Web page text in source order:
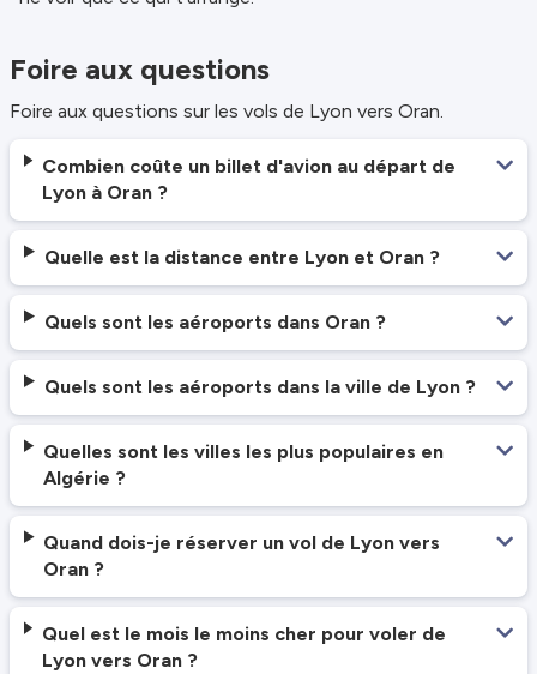
Foire aux questions
Foire aux questions sur les vols de Lyon vers Oran.
Combien coûte un billet d'avion au départ de
Lyon à Oran ?
Quelle est la distance entre Lyon et Oran ?
Quels sont les aéroports dans Oran ?
Quels sont les aéroports dans la ville de Lyon ?
Quelles sont les villes les plus populaires en
Algérie ?
Quand dois-je réserver un vol de Lyon vers
Oran ?
Quel est le mois le moins cher pour voler de
Lyon vers Oran ?